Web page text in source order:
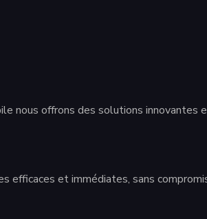
nous offrons des solutions innovantes
efficaces et immédiates, sans